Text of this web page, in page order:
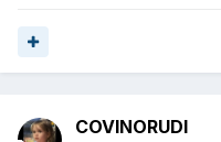
COVINORUDI